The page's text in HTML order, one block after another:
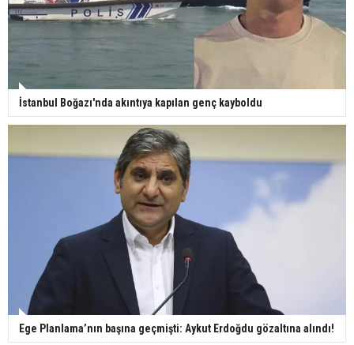
İstanbul Boğazı'nda akıntıya kapılan genç kayboldu
Ege Planlama’nın başına geçmişti: Aykut Erdoğdu gözaltına alındı!